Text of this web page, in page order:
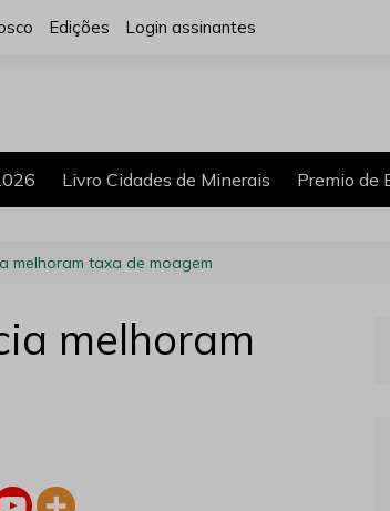
Edições Login assinantes
Livro Cidades de Minerais Premio de
melhoram taxa de moagem
melhoram